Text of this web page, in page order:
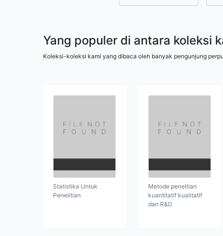
Yang populer di antara koleksi
Koleksi-koleksi kami yang dibaca oleh banyak pengunjung
Statistika Untuk
Penelitian
Metode peneltian
kuantitatif kualitatif
dan R&D